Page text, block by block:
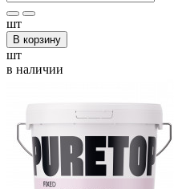
шт
В корзину
шт
в наличии